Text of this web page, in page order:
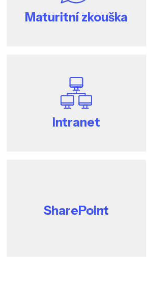
Maturitní zkouška
Intranet
SharePoint